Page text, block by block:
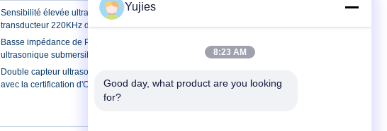
Sensibilité élevée ultrasonique sous-marine du
transducteur 220KHz de mesure de profondeur
Basse impédance de Paraller de transducteur
ultrasonique submersible en plastique de logement
Double capteur ultrasonique sous-marin 200KHz de PZT
avec la certification d'OIN 9001
Yujies
8:23 AM
Good day, what product are you looking
for?